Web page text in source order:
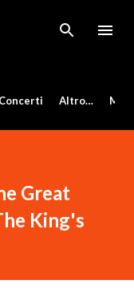
Concerti Altro…
Great
King's